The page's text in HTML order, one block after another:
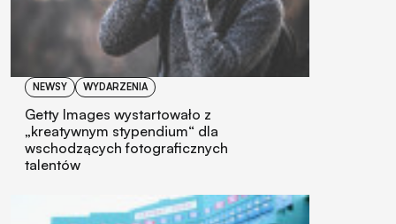
NEWSY WYDARZENIA
Getty Images wystartowało z
„kreatywnym stypendium“ dla
wschodzących fotograficznych
talentów